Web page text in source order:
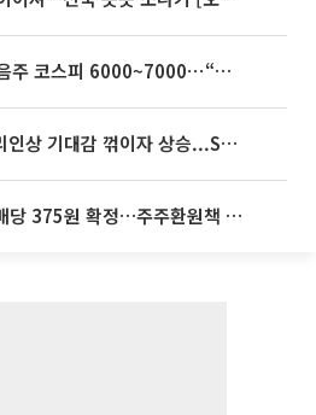
[주간증시전망] 다음주 코스피 6000~7000⋯“外人 수급은 정책이 변수”
뉴욕증시, 연준 금리인상 기대감 꺾이자 상승...S&P500 사상 최고치 [종합]
SK하이닉스, 분기배당 375원 확정…주주환원책 9월로 앞당겨 발표